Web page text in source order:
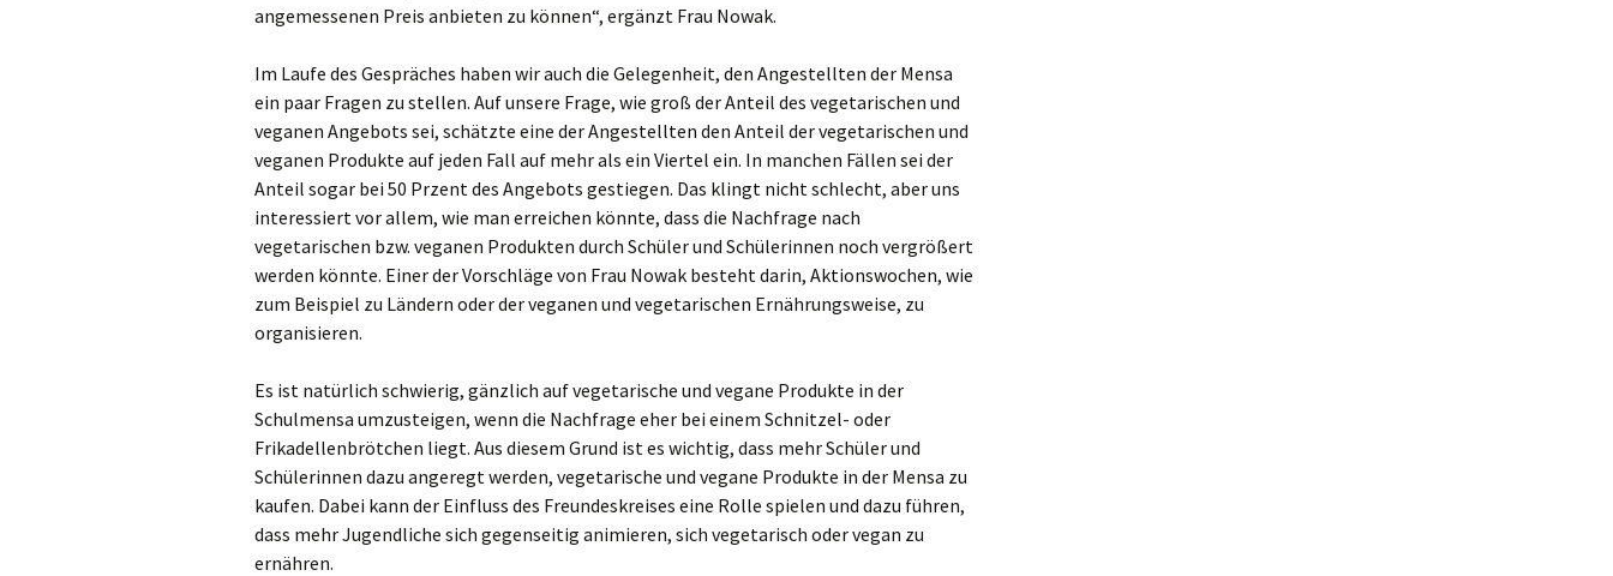
Hückeswagen
Jüchen
Kaarst
Kalkar
Kempen
Kevelaer
Korschenbroich
Krefeld
Langenfeld
angemessenen Preis anbieten zu können“, ergänzt Frau Nowak.
Im Laufe des Gespräches haben wir auch die Gelegenheit, den Angestellten der Mensa
ein paar Fragen zu stellen. Auf unsere Frage, wie groß der Anteil des vegetarischen und
veganen Angebots sei, schätzte eine der Angestellten den Anteil der vegetarischen und
veganen Produkte auf jeden Fall auf mehr als ein Viertel ein. In manchen Fällen sei der
Anteil sogar bei 50 Przent des Angebots gestiegen. Das klingt nicht schlecht, aber uns
interessiert vor allem, wie man erreichen könnte, dass die Nachfrage nach
vegetarischen bzw. veganen Produkten durch Schüler und Schülerinnen noch vergrößert
werden könnte. Einer der Vorschläge von Frau Nowak besteht darin, Aktionswochen, wie
zum Beispiel zu Ländern oder der veganen und vegetarischen Ernährungsweise, zu
organisieren.
Es ist natürlich schwierig, gänzlich auf vegetarische und vegane Produkte in der
Schulmensa umzusteigen, wenn die Nachfrage eher bei einem Schnitzel- oder
Frikadellenbrötchen liegt. Aus diesem Grund ist es wichtig, dass mehr Schüler und
Schülerinnen dazu angeregt werden, vegetarische und vegane Produkte in der Mensa zu
kaufen. Dabei kann der Einfluss des Freundeskreises eine Rolle spielen und dazu führen,
dass mehr Jugendliche sich gegenseitig animieren, sich vegetarisch oder vegan zu
ernähren.